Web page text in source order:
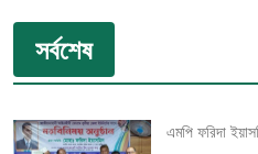
o
t
সর্বশেষ
এমপি ফরিদা